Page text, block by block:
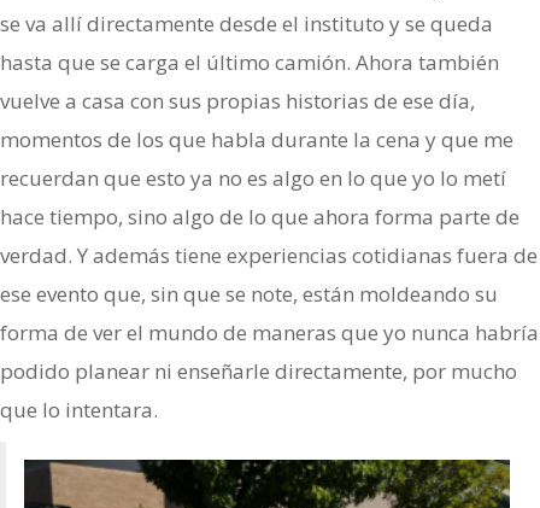
se va allí directamente desde el instituto y se queda
hasta que se carga el último camión. Ahora también
vuelve a casa con sus propias historias de ese día,
momentos de los que habla durante la cena y que me
recuerdan que esto ya no es algo en lo que yo lo metí
hace tiempo, sino algo de lo que ahora forma parte de
verdad. Y además tiene experiencias cotidianas fuera de
ese evento que, sin que se note, están moldeando su
forma de ver el mundo de maneras que yo nunca habría
podido planear ni enseñarle directamente, por mucho
que lo intentara.